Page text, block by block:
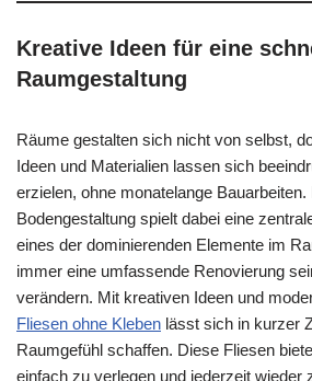
Kreative Ideen für eine
Raumgestaltung
Räume gestalten sich nicht von selbst,
Ideen und Materialien lassen sich
erzielen, ohne monatelange Bauarbeiten.
Bodengestaltung spielt dabei eine
eines der dominierenden Elemente im
immer eine umfassende Renovierung
verändern. Mit kreativen Ideen und
Fliesen ohne Kleben lässt sich in kurzer
Raumgefühl schaffen. Diese Fliesen
einfach zu verlegen und jederzeit wieder